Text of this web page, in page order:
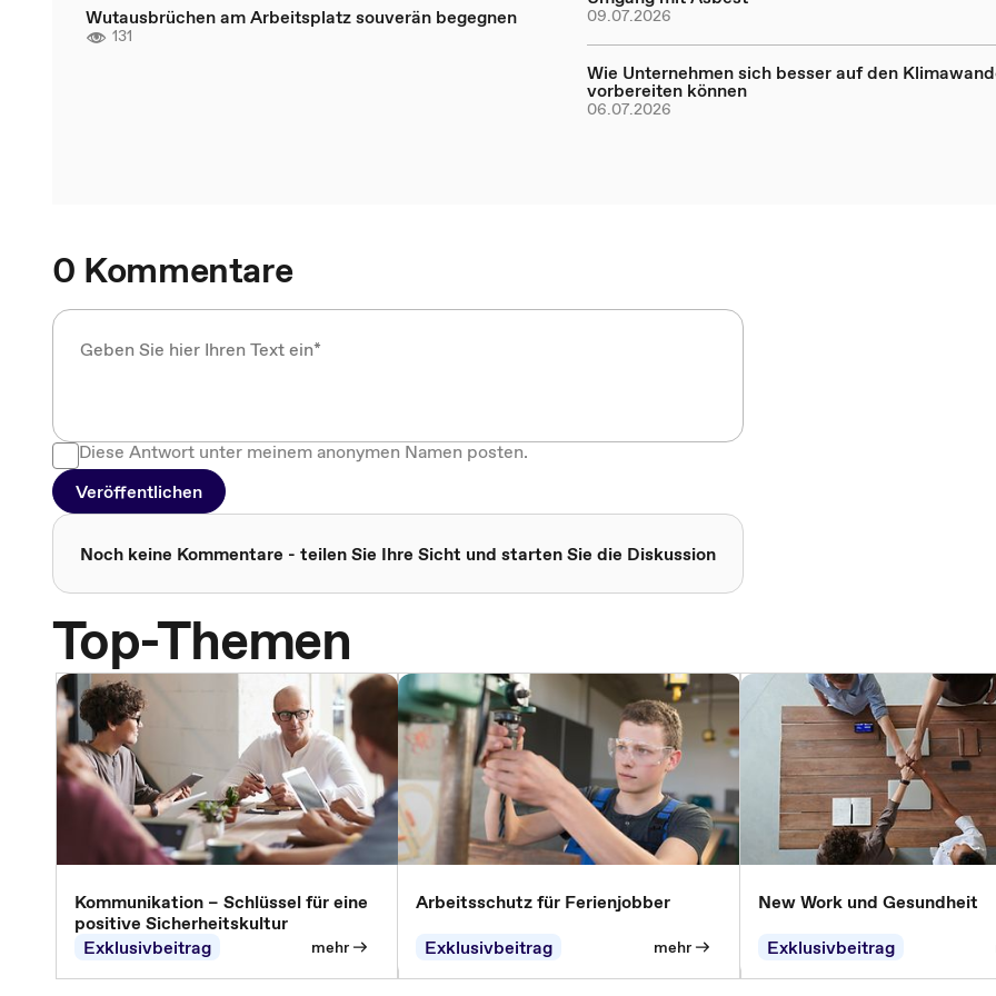
Wutausbrüchen am Arbeitsplatz souverän begegnen
131
09.07.2026
Wie Unternehmen sich besser auf den
vorbereiten können
06.07.2026
0 Kommentare
Diese Antwort unter meinem anonymen Namen posten.
Veröffentlichen
Noch keine Kommentare - teilen Sie Ihre Sicht und starten Sie die Diskussion
Top-Themen
Kommunikation – Schlüssel für eine
positive Sicherheitskultur
Exklusivbeitrag
mehr
Arbeitsschutz für Ferienjobber
Exklusivbeitrag
mehr
New Work und Gesundheit
Exklusivbeitrag